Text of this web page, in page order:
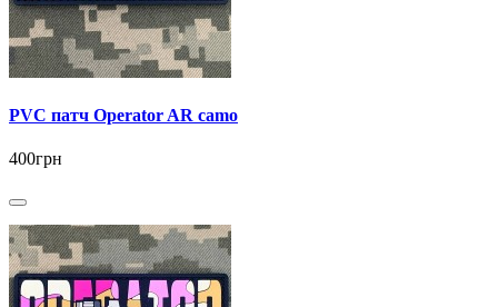
PVC патч Operator AR camo
400грн